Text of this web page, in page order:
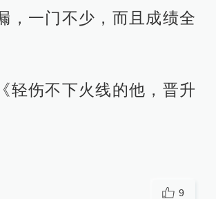
，一门不少，而且成绩全
轻伤不下火线的他，晋升
9